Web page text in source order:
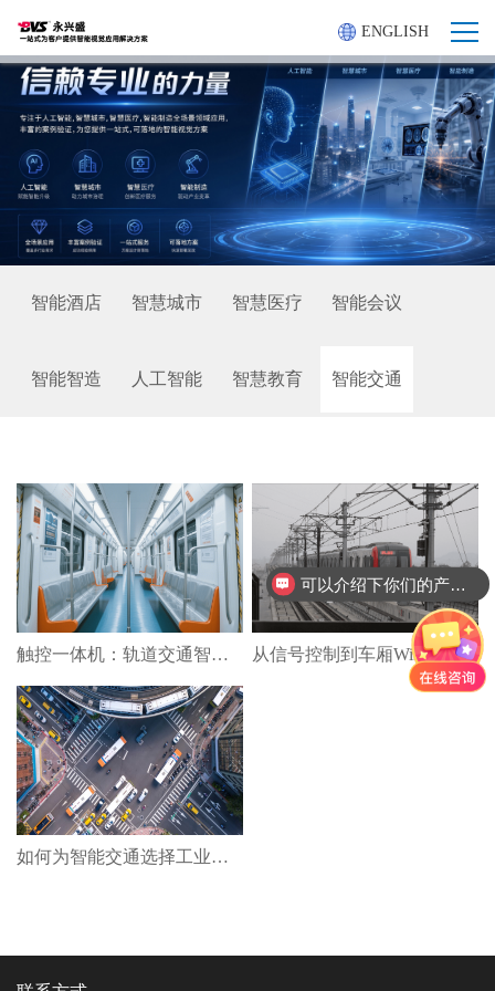
ENGLISH
智能酒店 智慧城市 智慧医疗 智能会议
智能智造 人工智能 智慧教育 智能交通
触控一体机：轨道交通智能化的交互革命 从信号控制到车厢WiFi：工控小主机的轨道物联网“一机多能”神话
如何为智能交通选择工业面板？
可以介绍下你们的产品么